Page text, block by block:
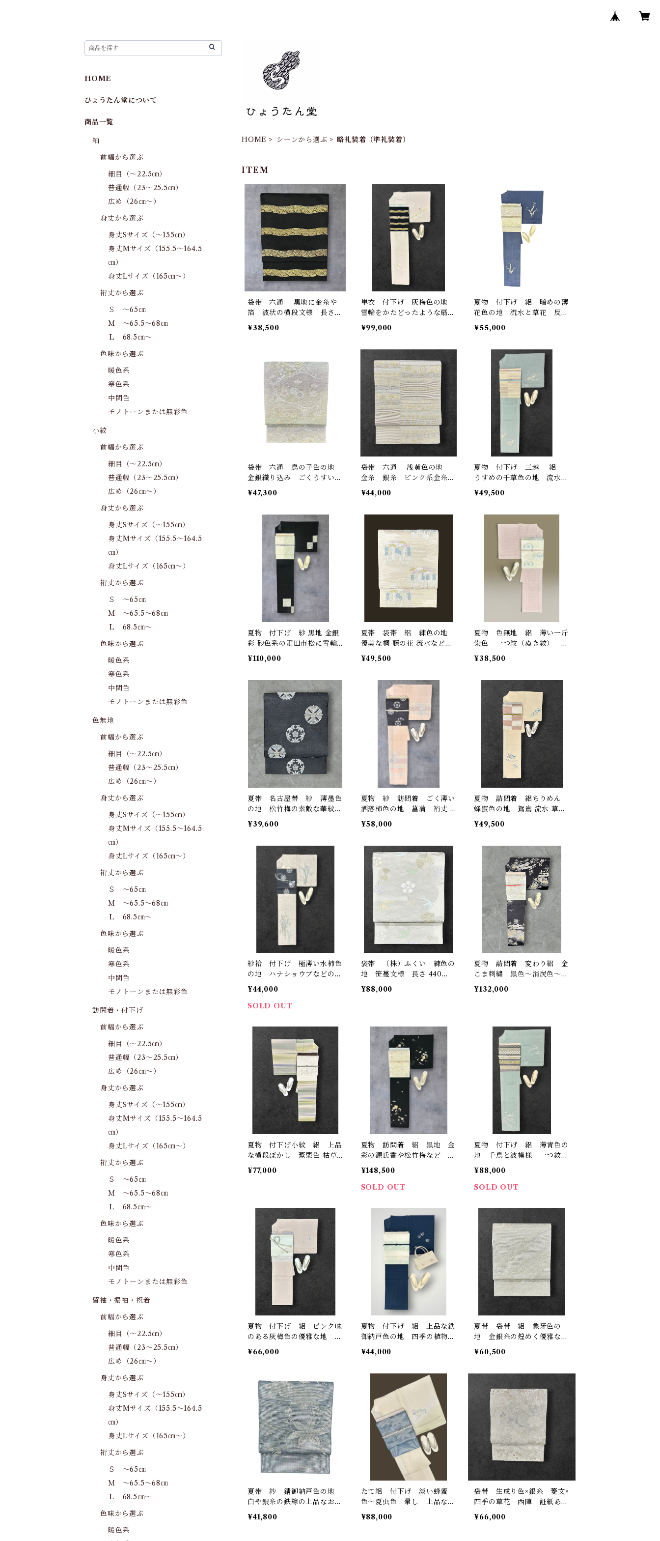
HOME シーンから選ぶ 略礼装着（準礼装着）
ITEM
袋帯 六通 黒地に金糸や
箔 波状の横段文様 長さ4
32㎝ Q6867
¥38,500
単衣 付下げ 灰梅色の地
雪輪をかたどったような扇に
優雅な小花の柄 しつけ糸つ
き 裄丈 68.5㎝ K6671
¥99,000
夏物 付下げ 絽 暗めの薄
花色の地 流水と草花 反端
つき ガード加工済み 裄丈
64.5㎝ K7101
¥55,000
袋帯 六通 鳥の子色の地
金銀織り込み ごくうすい苗
色～ごくうすい白群色～牡丹
鼠色などへのぼかし 長さ 4
¥47,300
袋帯 六通 浅黄色の地
金糸 銀糸 ピンク系金糸
割付文様 長さ 446㎝ Q6
¥44,000
夏物 付下げ 三越 絽
うすめの千草色の地 流水に
花筏 金彩 一つ紋（ぬい
紋） 裄丈 67.3㎝ K6612
¥49,500
夏物 付下げ 紗 黒地 金銀
彩 砂色系の疋田市松に雪輪
など 裄丈 72㎝ K6549
¥110,000
夏帯 袋帯 絽 練色の地
優美な桐 藤の花 流水など
長さ 442㎝ Q6140
¥49,500
夏物 色無地 絽 薄い一斤
染色 一つ紋（ぬき紋） 裄
丈 66㎝ K6606
¥38,500
夏帯 名古屋帯 紗 薄墨色
の地 松竹梅の素敵な華紋
京都イシハラ 証紙つき お
仕立て品 長さ 371㎝ Q70
¥39,600
夏物 紗 訪問着 ごく薄い
洒落柿色の地 菖蒲 裄丈 6
5㎝ K5057
¥58,000
夏物 訪問着 絽ちりめん
蜂蜜色の地 鴛鴦 流水 草
花 一つ紋（ぬい紋） 裄丈
63.5㎝ K6860
¥49,500
紗袷 付下げ 極薄い水柿色
の地 ハナショウブなどの草
花 裄丈 64㎝ K6904
¥44,000
SOLD OUT
袋帯 （株）ふくい 練色の
地 笹蔓文様 長さ 440
㎝ Q6984
¥88,000
夏物 訪問着 変わり絽 金
こま刺繍 黒色〜消炭色〜潤
色等 優美な茶屋辻文様 裄
丈 68㎝ K7007
¥132,000
夏物 付下げ小紋 絽 上品
な横段ぼかし 蒸栗色 枯草
色 藤鼠色など 裄丈 66㎝
K6353
¥77,000
夏物 訪問着 絽 黒地 金
彩の源氏香や松竹梅など 裄
丈 67㎝ K6819
¥148,500
SOLD OUT
夏物 付下げ 絽 薄青色の
地 千鳥と波模様 一つ紋
（ぬき紋） 裄丈 67.5㎝ K
6970
¥88,000
SOLD OUT
夏物 付下げ 絽 ピンク味
のある灰梅色の優雅な地 上
品な雪輪と草花 裄丈 66.5
㎝ K6404
¥66,000
夏物 付下げ 絽 上品な鉄
御納戸色の地 四季の植物の
丸文様 ガード加工すみ 裄
丈 65.5㎝ K6604
¥44,000
夏帯 袋帯 絽 象牙色の
地 金銀糸の煌めく優雅な波
のような柄 長さ 435㎝ Q
5821
¥60,500
夏帯 紗 錆御納戸色の地
白や銀糸の鉄線の上品なお太
鼓柄 長さ 446㎝ Q6813
¥41,800
たて絽 付下げ 淡い蜂蜜
色〜夏虫色 暈し 上品な
地 優雅な四季の花と松竹梅
など しつけ糸つき 裄丈 6
¥88,000
袋帯 生成り色×銀糸 菱文×
四季の草花 西陣 証紙あ
り 長さ 450㎝ Q6632
¥66,000
HOME
ひょうたん堂について
商品一覧
紬
前幅から選ぶ
細目（～22.5㎝）
普通幅（23～25.5㎝）
広め（26㎝～）
身丈から選ぶ
身丈Sサイズ（～155㎝）
身丈Mサイズ（155.5～164.5
㎝）
身丈Lサイズ（165㎝～）
裄丈から選ぶ
Ｓ ～65㎝
Ｍ ～65.5～68㎝
Ｌ 68.5㎝～
色味から選ぶ
暖色系
寒色系
中間色
モノトーンまたは無彩色
小紋
前幅から選ぶ
細目（～22.5㎝）
普通幅（23～25.5㎝）
広め（26㎝～）
身丈から選ぶ
身丈Sサイズ（～155㎝）
身丈Mサイズ（155.5～164.5
㎝）
身丈Lサイズ（165㎝～）
裄丈から選ぶ
Ｓ ～65㎝
Ｍ ～65.5～68㎝
Ｌ 68.5㎝～
色味から選ぶ
暖色系
寒色系
中間色
モノトーンまたは無彩色
色無地
前幅から選ぶ
細目（～22.5㎝）
普通幅（23～25.5㎝）
広め（26㎝～）
身丈から選ぶ
身丈Sサイズ（～155㎝）
身丈Mサイズ（155.5～164.5
㎝）
身丈Lサイズ（165㎝～）
裄丈から選ぶ
Ｓ ～65㎝
Ｍ ～65.5～68㎝
Ｌ 68.5㎝～
色味から選ぶ
暖色系
寒色系
中間色
モノトーンまたは無彩色
訪問着・付下げ
前幅から選ぶ
細目（～22.5㎝）
普通幅（23～25.5㎝）
広め（26㎝～）
身丈から選ぶ
身丈Sサイズ（～155㎝）
身丈Mサイズ（155.5～164.5
㎝）
身丈Lサイズ（165㎝～）
裄丈から選ぶ
Ｓ ～65㎝
Ｍ ～65.5～68㎝
Ｌ 68.5㎝～
色味から選ぶ
暖色系
寒色系
中間色
モノトーンまたは無彩色
留袖・振袖・祝着
前幅から選ぶ
細目（～22.5㎝）
普通幅（23～25.5㎝）
広め（26㎝～）
身丈から選ぶ
身丈Sサイズ（～155㎝）
身丈Mサイズ（155.5～164.5
㎝）
身丈Lサイズ（165㎝～）
裄丈から選ぶ
Ｓ ～65㎝
Ｍ ～65.5～68㎝
Ｌ 68.5㎝～
色味から選ぶ
暖色系